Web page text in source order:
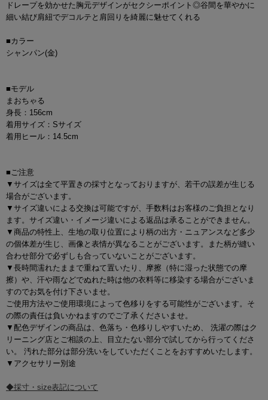
ドレープを効かせた胸元デザインがセクシーポイント◎谷間を華やかに
細い結び肩紐でデコルテと肩回りを綺麗に魅せてくれる
■カラー
シャンパン(金)
■モデル
まおちゃる
身長：156cm
着用サイズ：Sサイズ
着用ヒール：14.5cm
■ご注意
▼サイズは全て平置きの採寸となっておりますが、若干の誤差が生じる
場合がございます。
▼サイズ違いによる交換は可能ですが、手数料はお客様のご負担となり
ます。サイズ違い・イメージ違いによる返品は承ることができません。
▼商品の特性上、生地の取り位置により柄の出方・ニュアンスなど多少
の個体差が生じ、画像と表情が異なることがございます。また柄が縫い
合わせ部分で必ずしも合っていないことがございます。
▼長時間濡れたままで重ねて置いたり、摩擦（特に湿った状態での摩
擦）や、汗や雨などでぬれた時は他の衣料等に移染する場合がございま
すのでお気を付け下さいませ。
ご使用方法やご使用環境によって色移りをする可能性がございます。そ
の際の責任は負いかねますのでご了承くださいませ。
▼配色デザインの商品は、色落ち・色移りしやすいため、 洗濯の際はク
リーニング店とご相談の上、目立たない部分で試してから行ってくださ
い。 汚れた部分は部分洗いをしていただくことをおすすめいたします。
▼アクセサリー別途
◆採寸・size表記について